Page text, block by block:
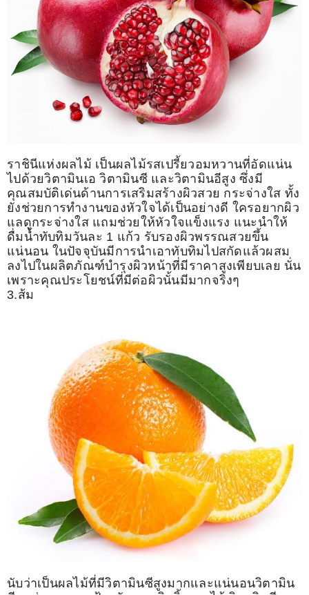
ราชินีแห่งผลไม้ เป็นผลไม้รสเปรี้ยวอมหวานที่อัดแน่น
ไปด้วยวิตามินเอ วิตามินซี และวิตามินอีสูง ซึ่งมี
คุณสมบัติเด่นด้านการเสริมสร้างผิวสวย กระจ่างใส ทั้ง
ยังช่วยการทำงานของหัวใจได้เป็นอย่างดี ใครอยากผิว
แลดูกระจ่างใส แถมช่วยให้หัวใจแข็งแรง แนะนำให้
ดื่มน้ำทับทิมวันละ 1 แก้ว รับรองผิวพรรณสวยขึ้น
แน่นอน ในปัจจุบันมีการนำเอาทับทิมไปสกัดแล้วผสม
ลงไปในผลิตภัณฑ์บำรุงผิวหน้าที่มีราคาสูงเพียบเลย นั่น
เพราะคุณประโยชน์ที่มีต่อผิวนั้นมีมากจริงๆ
3.ส้ม
นับว่าเป็นผลไม้ที่มีวิตามินซีสูงมากและแน่นอนวิตามิน